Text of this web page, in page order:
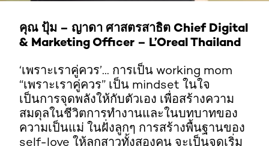
คุณ ปุ้ม – ญาดา ศาสตรสาธิต Chief Digital
& Marketing Officer – L’Oreal Thailand
‘เพราะเราคู่ควร’... การเป็น working mom
“เพราะเราคู่ควร” เป็น mindset ในใจ
เป็นการจุดพลังให้กับตัวเอง เพื่อสร้างความ
สมดุลในชีวิตการทำงานและในบทบาทของ
ความเป็นแม่ ในฝั่งลูกๆ การสร้างพื้นฐานของ
self-love ให้ลูกสาวทั้งสองคน จะเป็นจุดเริ่ม